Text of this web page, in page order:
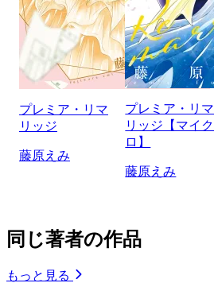
プレミア・リマ
リッジ
藤原えみ
プレミア・リマ
リッジ【マイク
ロ】
藤原えみ
同じ著者の作品
もっと見る